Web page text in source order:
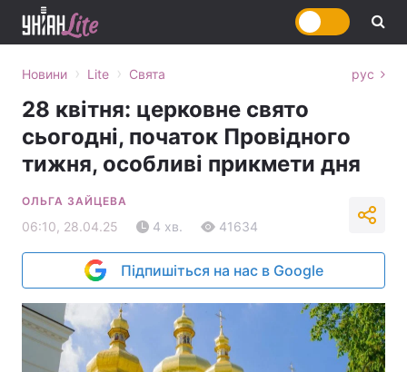
Новини › Lite › Свята рус
28 квітня: церковне свято
сьогодні, початок Провідного
тижня, особливі прикмети дня
ОЛЬГА ЗАЙЦЕВА
06:10, 28.04.25 4 хв. 41634
Підпишіться на нас в Google